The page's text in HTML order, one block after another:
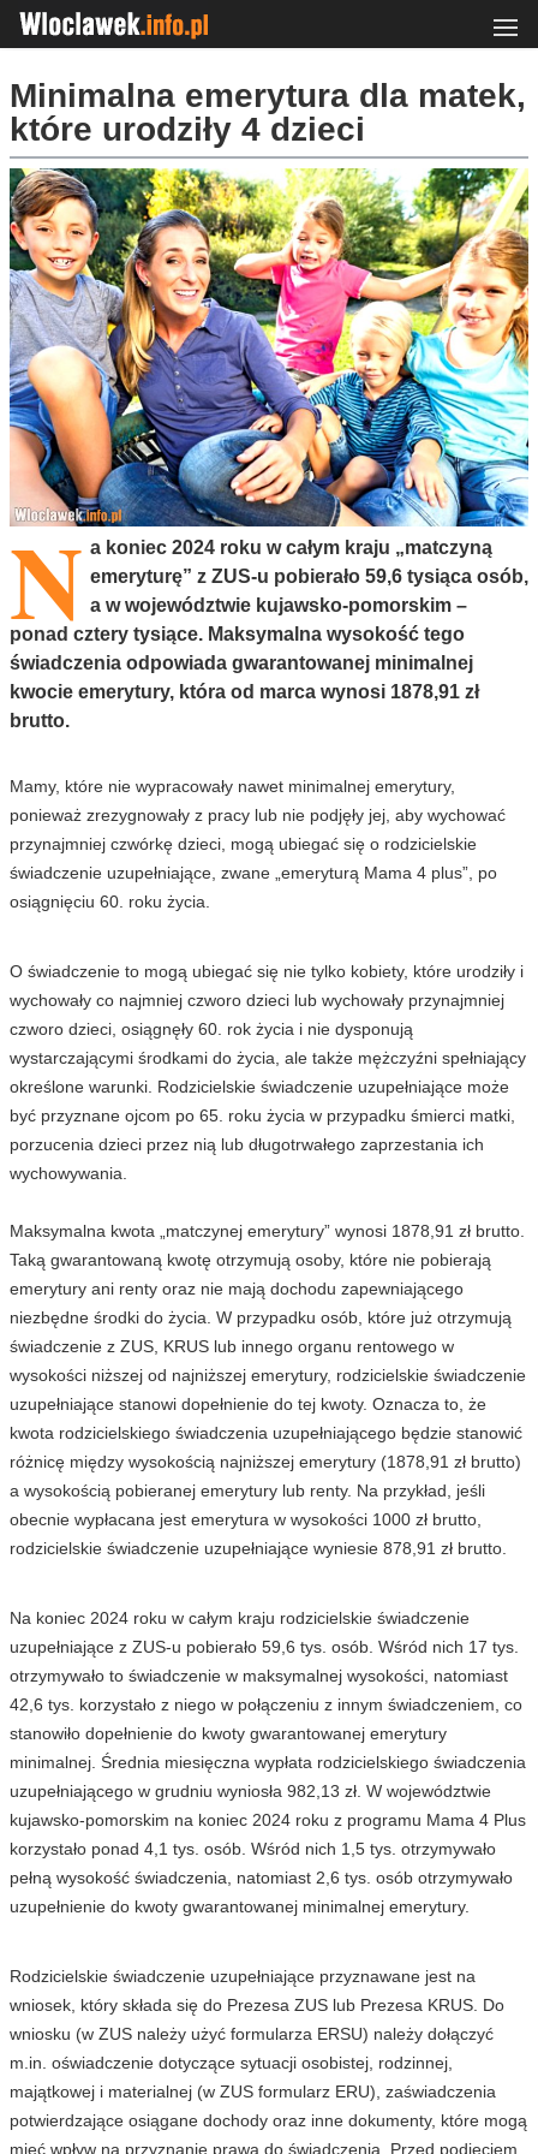
Minimalna emerytura dla matek,
które urodziły 4 dzieci
N a koniec 2024 roku w całym kraju „matczyną
emeryturę” z ZUS-u pobierało 59,6 tysiąca osób,
a w województwie kujawsko-pomorskim –
ponad cztery tysiące. Maksymalna wysokość tego
świadczenia odpowiada gwarantowanej minimalnej
kwocie emerytury, która od marca wynosi 1878,91 zł
brutto.
Mamy, które nie wypracowały nawet minimalnej emerytury,
ponieważ zrezygnowały z pracy lub nie podjęły jej, aby wychować
przynajmniej czwórkę dzieci, mogą ubiegać się o rodzicielskie
świadczenie uzupełniające, zwane „emeryturą Mama 4 plus”, po
osiągnięciu 60. roku życia.
O świadczenie to mogą ubiegać się nie tylko kobiety, które urodziły i
wychowały co najmniej czworo dzieci lub wychowały przynajmniej
czworo dzieci, osiągnęły 60. rok życia i nie dysponują
wystarczającymi środkami do życia, ale także mężczyźni spełniający
określone warunki. Rodzicielskie świadczenie uzupełniające może
być przyznane ojcom po 65. roku życia w przypadku śmierci matki,
porzucenia dzieci przez nią lub długotrwałego zaprzestania ich
wychowywania.
Maksymalna kwota „matczynej emerytury” wynosi 1878,91 zł brutto.
Taką gwarantowaną kwotę otrzymują osoby, które nie pobierają
emerytury ani renty oraz nie mają dochodu zapewniającego
niezbędne środki do życia. W przypadku osób, które już otrzymują
świadczenie z ZUS, KRUS lub innego organu rentowego w
wysokości niższej od najniższej emerytury, rodzicielskie świadczenie
uzupełniające stanowi dopełnienie do tej kwoty. Oznacza to, że
kwota rodzicielskiego świadczenia uzupełniającego będzie stanowić
różnicę między wysokością najniższej emerytury (1878,91 zł brutto)
a wysokością pobieranej emerytury lub renty. Na przykład, jeśli
obecnie wypłacana jest emerytura w wysokości 1000 zł brutto,
rodzicielskie świadczenie uzupełniające wyniesie 878,91 zł brutto.
Na koniec 2024 roku w całym kraju rodzicielskie świadczenie
uzupełniające z ZUS-u pobierało 59,6 tys. osób. Wśród nich 17 tys.
otrzymywało to świadczenie w maksymalnej wysokości, natomiast
42,6 tys. korzystało z niego w połączeniu z innym świadczeniem, co
stanowiło dopełnienie do kwoty gwarantowanej emerytury
minimalnej. Średnia miesięczna wypłata rodzicielskiego świadczenia
uzupełniającego w grudniu wyniosła 982,13 zł. W województwie
kujawsko-pomorskim na koniec 2024 roku z programu Mama 4 Plus
korzystało ponad 4,1 tys. osób. Wśród nich 1,5 tys. otrzymywało
pełną wysokość świadczenia, natomiast 2,6 tys. osób otrzymywało
uzupełnienie do kwoty gwarantowanej minimalnej emerytury.
Rodzicielskie świadczenie uzupełniające przyznawane jest na
wniosek, który składa się do Prezesa ZUS lub Prezesa KRUS. Do
wniosku (w ZUS należy użyć formularza ERSU) należy dołączyć
m.in. oświadczenie dotyczące sytuacji osobistej, rodzinnej,
majątkowej i materialnej (w ZUS formularz ERU), zaświadczenia
potwierdzające osiągane dochody oraz inne dokumenty, które mogą
mieć wpływ na przyznanie prawa do świadczenia. Przed podjęciem